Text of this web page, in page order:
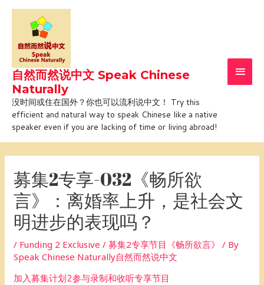
Skip
content
自然而然说中文 Speak Chinese
Naturally
没时间或住在国外？你也可以流利说中文！ Try this
efficient and natural way to speak Chinese like a native
speaker even if you are lacking of time or living abroad!
募集2专享-032《畅所欲
言》：离婚率上升，是社会文
明进步的表现吗？
/ Funding 2 Exclusive / 募集2专享节目《畅所欲言》 / By
Speak Chinese Naturally自然而然说中文
加入募集计划2参与录制和收听专享节目